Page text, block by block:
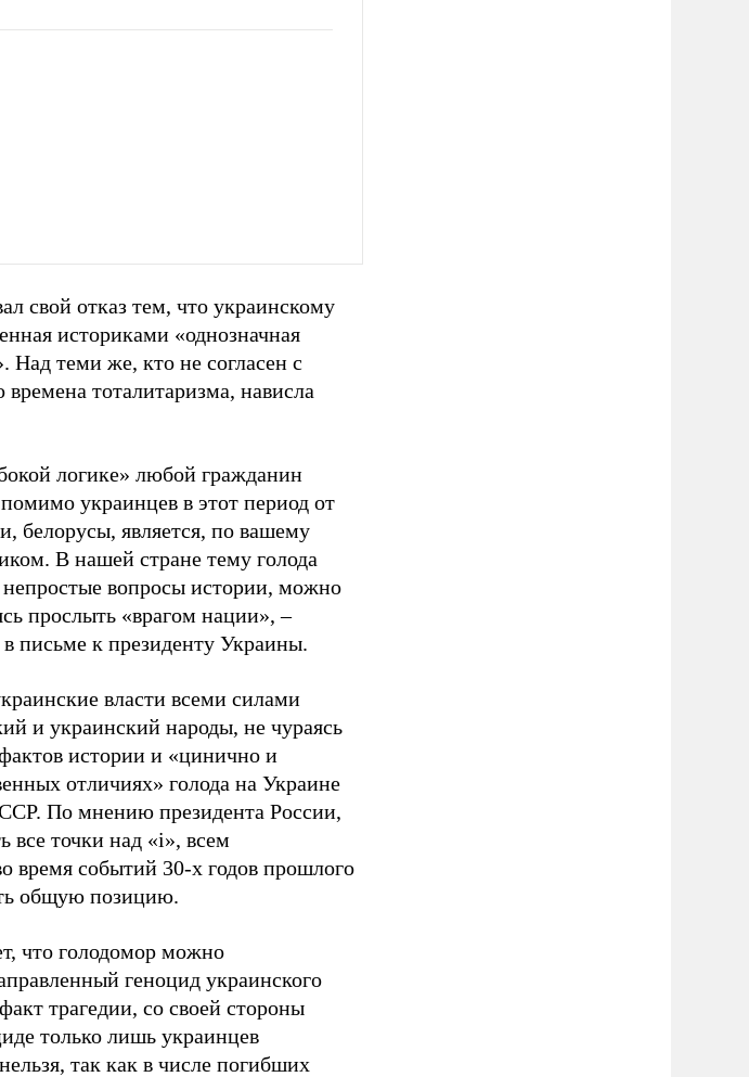
свой отказ тем, что украинскому
историками «однозначная
теми же, кто не согласен с
тоталитаризма, нависла
логике» любой гражданин
украинцев в этот период от
белорусы, является, по вашему
В нашей стране тему голода
непростые вопросы истории, можно
прослыть «врагом нации», –
письме к президенту Украины.
власти всеми силами
и украинский народы, не чураясь
истории и «цинично и
отличиях» голода на Украине
По мнению президента России,
все точки над «i», всем
время событий 30-х годов прошлого
общую позицию.
что голодомор можно
геноцид украинского
трагедии, со своей стороны
только лишь украинцев
так как в числе погибших